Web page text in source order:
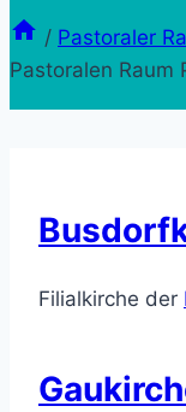
/ Pastoraler
Pastoralen Raum
Filialkirche der